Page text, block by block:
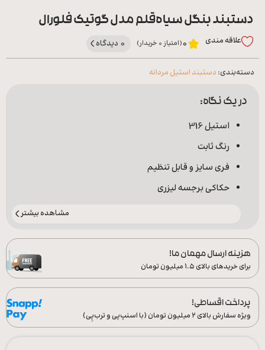
دستبند بنگل سیاه‌قلم مدل گوتیک فلورال
علاقه‌ مندی 0(امتیاز 0 خریدار) 0 دیدگاه
دسته‌بندی: دستبند استیل مردانه
در یک نگاه:
استیل 316
رنگ ثابت
فری سایز و قابل تنظیم
حکاکی برجسه لیزری
مشاهده بیشتر
هزینه ارسال مهمان ما!
برای خریدهای بالای ۱.۵ میلیون تومان
پرداخت اقساطی!
ویژه سفارش‌ بالای ۲ میلیون تومان (با اسنپ‌پی و ترب‌پِی)